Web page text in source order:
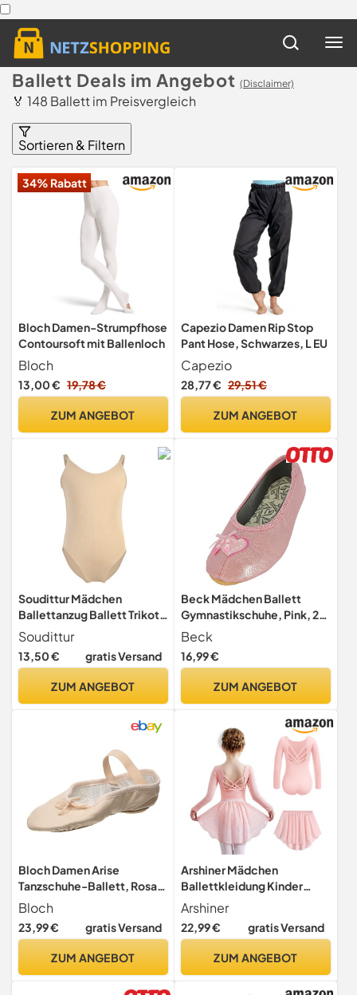
Ballett Deals im Angebot (Disclaimer)
🏅 148 Ballett im Preisvergleich
Sortieren & Filtern
34% Rabatt
Bloch Damen-Strumpfhose
Contoursoft mit Ballenloch
Bloch
13,00 € 19,78 €
ZUM ANGEBOT
Capezio Damen Rip Stop
Pant Hose, Schwarzes, L EU
Capezio
28,77 € 29,51 €
ZUM ANGEBOT
Soudittur Mädchen
Ballettanzug Ballett Trikot
Turnanzug Nahtlose Tanzen
Unterwäsche für Kinder und
Erwachsene Nude (S (120-
Soudittur
13,50 € gratis Versand
ZUM ANGEBOT
Beck Mädchen Ballett
Gymnastikschuhe, Pink, 29
EU
Beck
16,99 €
ZUM ANGEBOT
Bloch Damen Arise
Tanzschuhe-Ballett, Rosa,
38 EU (5 B UK)
Bloch
23,99 € gratis Versand
ZUM ANGEBOT
Arshiner Mädchen
Ballettkleidung Kinder
Baumwolle Langarm
Ballettkleid Rosa
Arshiner
22,99 € gratis Versand
ZUM ANGEBOT